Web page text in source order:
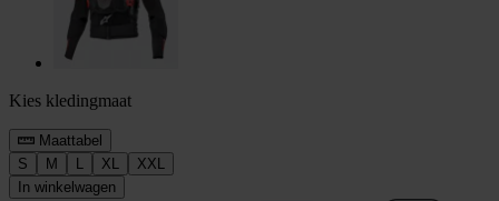
Kies kledingmaat
Maattabel
S
M L XL
XXL
In winkelwagen